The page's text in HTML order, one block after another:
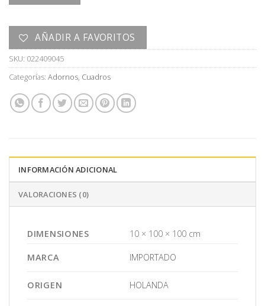
AÑADIR A FAVORITOS
SKU: 022409045
Categorías: Adornos, Cuadros
INFORMACIÓN ADICIONAL
VALORACIONES (0)
DIMENSIONES 10 × 100 × 100 cm
MARCA IMPORTADO
ORIGEN HOLANDA